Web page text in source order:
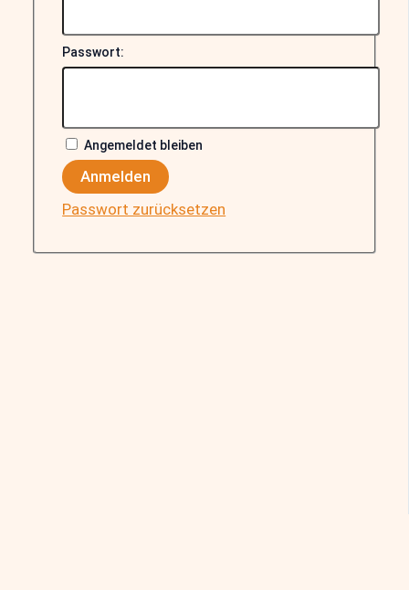
Passwort:
Angemeldet bleiben
Anmelden
Passwort zurücksetzen